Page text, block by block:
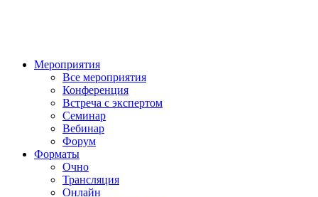
Мероприятия
Все мероприятия
Конференция
Встреча с экспертом
Семинар
Вебинар
Форум
Форматы
Очно
Трансляция
Онлайн